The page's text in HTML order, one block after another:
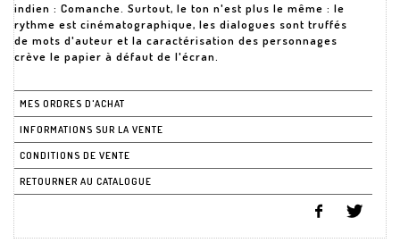
indien : Comanche. Surtout, le ton n'est plus le même : le
rythme est cinématographique, les dialogues sont truffés
de mots d'auteur et la caractérisation des personnages
crève le papier à défaut de l'écran.
MES ORDRES D'ACHAT
INFORMATIONS SUR LA VENTE
CONDITIONS DE VENTE
RETOURNER AU CATALOGUE